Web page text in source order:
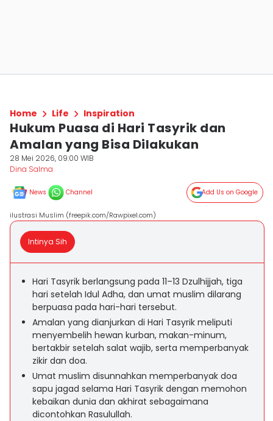
Home Life Inspiration
Hukum Puasa di Hari Tasyrik dan
Amalan yang Bisa Dilakukan
28 Mei 2026, 09:00 WIB
Dina Salma
News Channel Add Us on Google
ilustrasi Muslim (freepik.com/Rawpixel.com)
Intinya Sih
Hari Tasyrik berlangsung pada 11–13 Dzulhijjah, tiga
hari setelah Idul Adha, dan umat muslim dilarang
berpuasa pada hari-hari tersebut.
Amalan yang dianjurkan di Hari Tasyrik meliputi
menyembelih hewan kurban, makan-minum,
bertakbir setelah salat wajib, serta memperbanyak
zikir dan doa.
Umat muslim disunnahkan memperbanyak doa
sapu jagad selama Hari Tasyrik dengan memohon
kebaikan dunia dan akhirat sebagaimana
dicontohkan Rasulullah.